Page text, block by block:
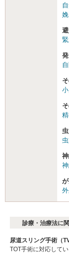
娩
診療・治療法に
尿道スリング手術（
TOT手術に対応して